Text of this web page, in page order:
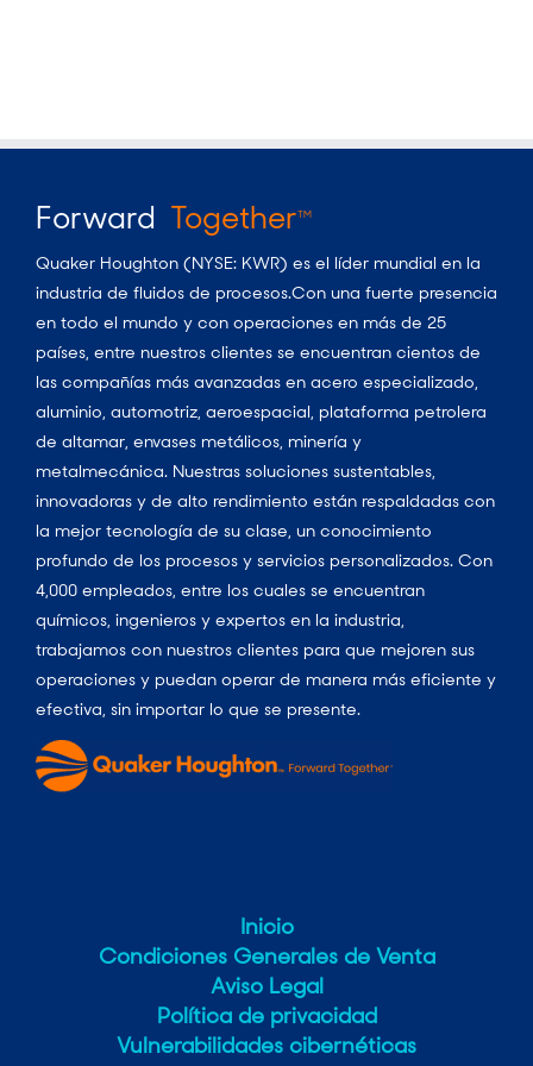
Forward TogetherTM
Quaker Houghton (NYSE: KWR) es el líder mundial en la
industria de fluidos de procesos.Con una fuerte presencia
en todo el mundo y con operaciones en más de 25
países, entre nuestros clientes se encuentran cientos de
las compañías más avanzadas en acero especializado,
aluminio, automotriz, aeroespacial, plataforma petrolera
de altamar, envases metálicos, minería y
metalmecánica. Nuestras soluciones sustentables,
innovadoras y de alto rendimiento están respaldadas con
la mejor tecnología de su clase, un conocimiento
profundo de los procesos y servicios personalizados. Con
4,000 empleados, entre los cuales se encuentran
químicos, ingenieros y expertos en la industria,
trabajamos con nuestros clientes para que mejoren sus
operaciones y puedan operar de manera más eficiente y
efectiva, sin importar lo que se presente.
Inicio
Condiciones Generales de Venta
Aviso Legal
Política de privacidad
Vulnerabilidades cibernéticas